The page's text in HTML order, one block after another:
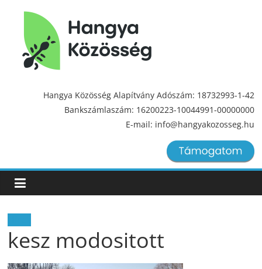
Hangya
Közösség
Hangya Közösség Alapítvány Adószám: 18732993-1-42
Bankszámlaszám: 16200223-10044991-00000000
E-mail: info@hangyakozosseg.hu
kesz modositott